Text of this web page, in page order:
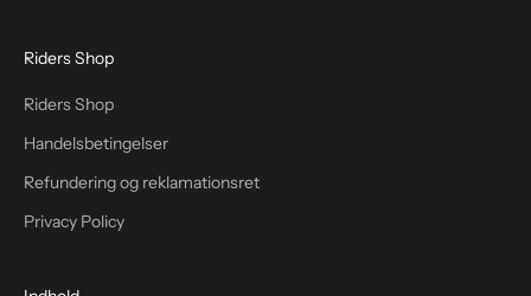
Riders Shop
Riders Shop
Handelsbetingelser
Refundering og reklamationsret
Privacy Policy